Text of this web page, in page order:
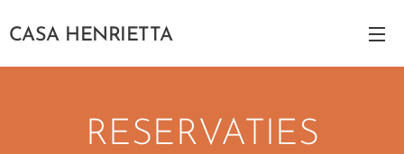
CASA HENRIETTA
RESERVATIES